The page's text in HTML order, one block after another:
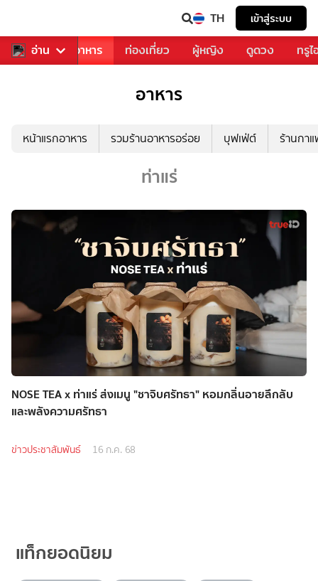
TH เข้าสู่ระบบ
อ่าน
การเพลง อาหาร ท่องเที่ยว ผู้หญิง ดูดวง ทรู
อาหาร
หน้าแรกอาหาร รวมร้านอาหารอร่อย บุฟเฟ่ต์ ร้านกา
ท่าแร่
NOSE TEA x ท่าแร่ ส่งเมนู "ชาจิบศรัทธา" หอมกลิ่นอายลึกลับ
และพลังความศรัทธา
ข่าวประชาสัมพันธ์ 16 ก.ค. 68
แท็กยอดนิยม